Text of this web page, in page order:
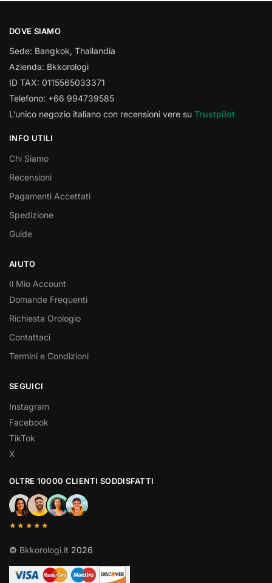
DOVE SIAMO
Sede: Bangkok, Thailandia
Azienda: Bkkorologi
ID TAX: 0115565033371
Telefono: +66 994739585
L’unico negozio italiano con recensioni vere su Trustpilot
INFO UTILI
Chi Siamo
Recensioni
Pagamenti Accettati
Spedizione
Guide
AIUTO
Il Mio Account
Domande Frequenti
Richiesta Orologio
Contattaci
Termini e Condizioni
SEGUICI
Instagram
Facebook
TikTok
X
OLTRE 10000 CLIENTI SODDISFATTI
★★★★★
© Bkkorologi.it 2026